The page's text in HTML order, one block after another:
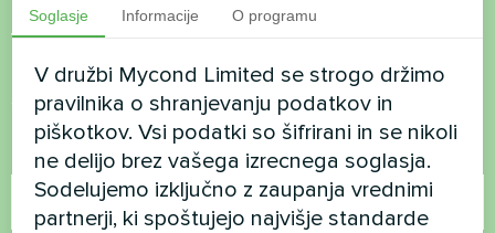
vprašanja?
Stopite v stik z nami in pomagali vam bomo
Ime
Soglasje Informacije O programu
V družbi Mycond Limited se strogo držimo
pravilnika o shranjevanju podatkov in
piškotkov. Vsi podatki so šifrirani in se nikoli
ne delijo brez vašega izrecnega soglasja.
Sodelujemo izključno z zaupanja vrednimi
partnerji, ki spoštujejo najvišje standarde